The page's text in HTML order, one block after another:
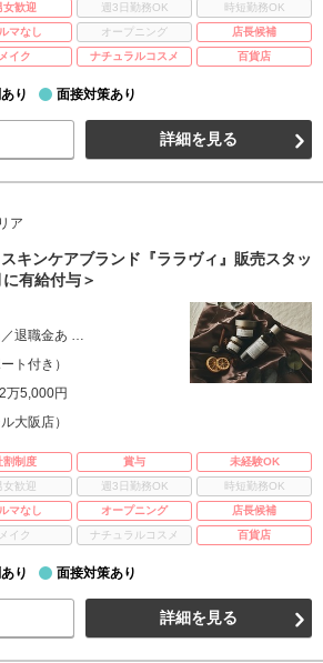
女歓迎 週3日勤務OK
時短勤務OK
マなし オープニング
店長候補
メイク ナチュラルコスメ 百貨店
り 面接対策あり
詳細を見る
ア
キンケアブランド『ララヴィ』販売スタッ
有給付与＞
／退職金あ …
ト付き）
万5,000円
大阪店）
割制度 賞与
未経験OK
女歓迎 週3日勤務OK
時短勤務OK
マなし オープニング
店長候補
メイク ナチュラルコスメ 百貨店
り 面接対策あり
詳細を見る